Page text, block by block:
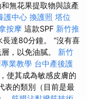
無花果提取物與該產
護中心 換護照 塔位
按摩 這款SPF 新竹推
達80分鐘。 “沒有喜
，以免油膩。 新竹
業教學 台中產後護
使其成為敏感皮膚的
表的類別（目前是最